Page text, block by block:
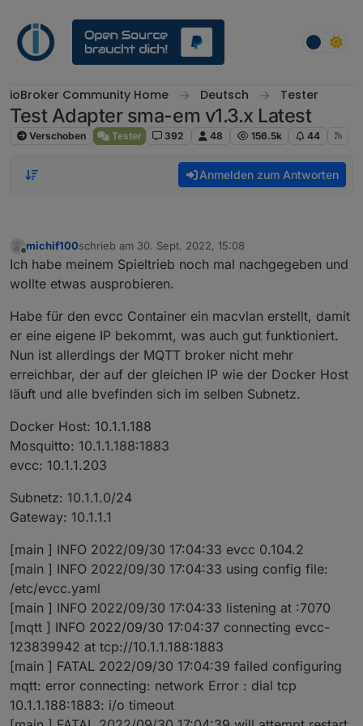
ioBroker Community Home Deutsch Tester
Test Adapter sma-em v1.3.x Latest
Verschoben Tester 392 48 156.5k 44
Anmelden zum Antworten
Offline
michif100schrieb am 30. Sept. 2022, 15:08
zuletzt editiert von
Ich habe meinem Spieltrieb noch mal nachgegeben und
wollte etwas ausprobieren.
Habe für den evcc Container ein macvlan erstellt, damit
er eine eigene IP bekommt, was auch gut funktioniert.
Nun ist allerdings der MQTT broker nicht mehr
erreichbar, der auf der gleichen IP wie der Docker Host
läuft und alle bvefinden sich im selben Subnetz.
Docker Host: 10.1.1.188
Mosquitto: 10.1.1.188:1883
evcc: 10.1.1.203
Subnetz: 10.1.1.0/24
Gateway: 10.1.1.1
[main ] INFO 2022/09/30 17:04:33 evcc 0.104.2
[main ] INFO 2022/09/30 17:04:33 using config file:
/etc/evcc.yaml
[main ] INFO 2022/09/30 17:04:33 listening at :7070
[mqtt ] INFO 2022/09/30 17:04:37 connecting evcc-
123839942 at tcp://10.1.1.188:1883
[main ] FATAL 2022/09/30 17:04:39 failed configuring
mqtt: error connecting: network Error : dial tcp
10.1.1.188:1883: i/o timeout